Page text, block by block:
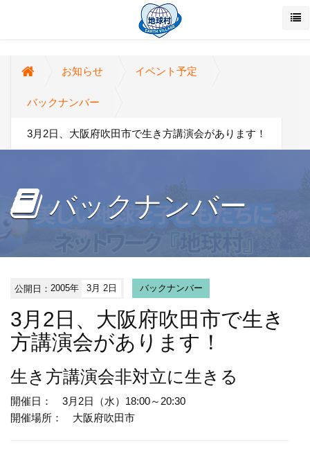
お知らせ イベント予定
バックナンバー
3月2日、大阪府吹田市で生き方講演会があります！
バックナンバー
公開日：2005年 3月 2日 バックナンバー
3月2日、大阪府吹田市で生き
方講演会があります！
生き方講演会非対立に生きる
開催日： 3月2日（水）18:00～20:30
開催場所： 大阪府吹田市